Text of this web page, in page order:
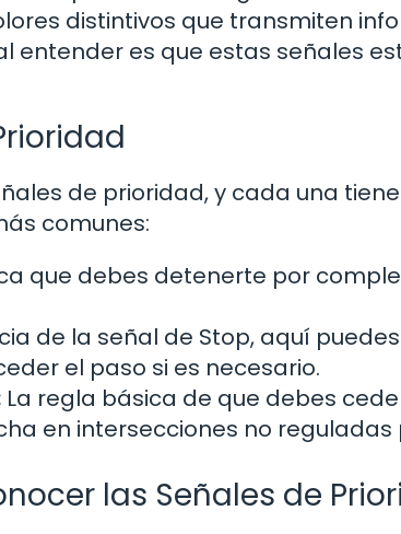
distintivos que transmiten
entender es que estas señales
de prioridad, y cada una
comunes:
que debes detenerte por
de la señal de Stop, aquí
el paso si es necesario.
La regla básica de que debes
en intersecciones no reguladas
las Señales de